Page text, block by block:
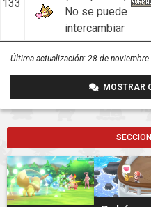
133
No se puede
intercambiar
Última actualización: 28 de
MOSTRAR